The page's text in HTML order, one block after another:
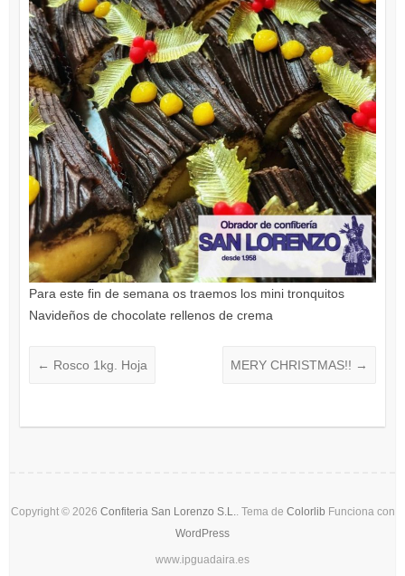
Para este fin de semana os traemos los mini tronquitos
Navideños de chocolate rellenos de crema
← Rosco 1kg. Hoja MERY CHRISTMAS!! →
Copyright © 2026 Confiteria San Lorenzo S.L. . Tema de Colorlib Funciona con
WordPress
www.ipguadaira.es